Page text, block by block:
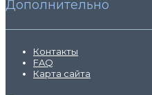
Дополнительно
Контакты
FAQ
Карта сайта